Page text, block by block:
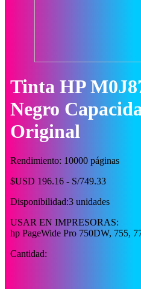
Tinta HP
Negro
Original
Rendimiento: 10000 páginas
$USD 196.16 - S/749.33
Disponibilidad:3 unidades
USAR EN IMPRESORAS:
hp PageWide Pro 750DW, 755,
Cantidad: